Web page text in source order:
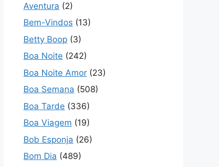
Aventura (2)
Bem-Vindos (13)
Betty Boop (3)
Boa Noite (242)
Boa Noite Amor (23)
Boa Semana (508)
Boa Tarde (336)
Boa Viagem (19)
Bob Esponja (26)
Bom Dia (489)